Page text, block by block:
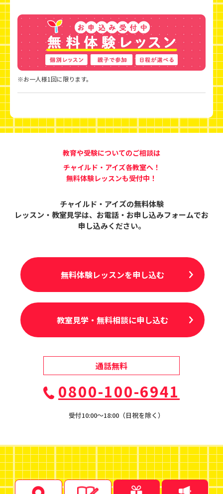
※お一人様1回に限ります。
教育や受験についてのご相談は
チャイルド・アイズ各教室へ！
無料体験レッスンも受付中！
チャイルド・アイズの無料体験
レッスン・教室見学は、 お電話・お申し込みフォームでお
申し込みください。
無料体験レッスンを申し込む
教室見学・無料相談に申し込む
通話無料
0800-100-6941
受付10:00〜18:00（日祝を除く）